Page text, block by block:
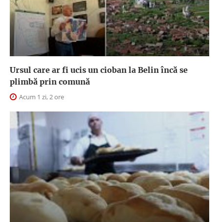
Ursul care ar fi ucis un cioban la Belin încă se
plimbă prin comună
Acum 1 zi, 2 ore